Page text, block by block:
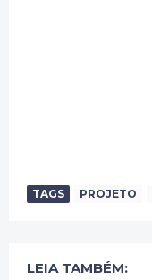
TAGS PROJETO
LEIA TAMBÉM: